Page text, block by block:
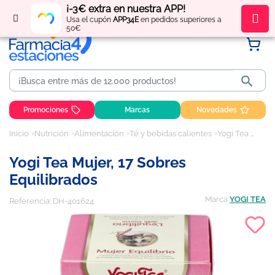
¡-3€ extra en nuestra APP!
Usa el cupón APP34Een pedidos superiores a
50€
Regístratey obténpuntos por tus compras

Promociones Marcas Novedades
Inicio Nutrición Alimentación Té y bebidas calientes Yogi Tea Mujer, 17 sobres equilibrados
Yogi Tea Mujer, 17 Sobres
Equilibrados
Referencia: DH-401624 Marca YOGI TEA